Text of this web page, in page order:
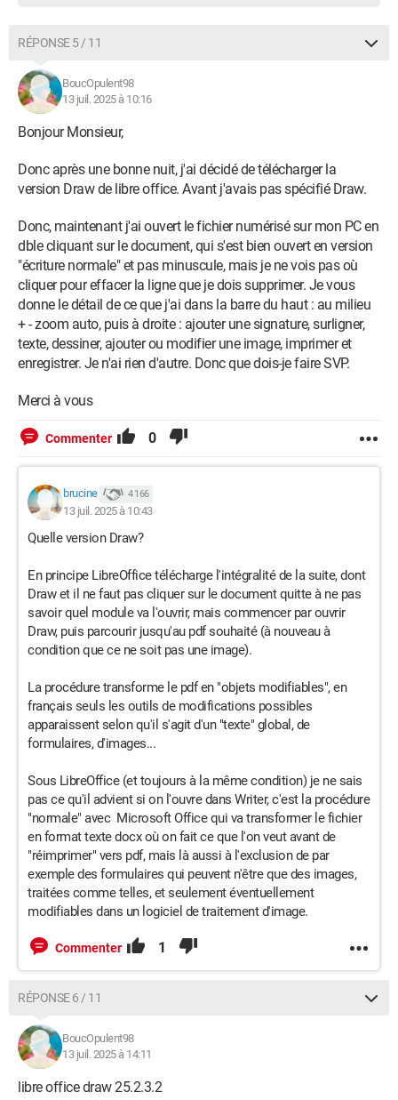
RÉPONSE 5 / 11
BoucOpulent98
13 juil. 2025 à 10:16
Bonjour Monsieur,
Donc après une bonne nuit, j'ai décidé de télécharger la
version Draw de libre office. Avant j'avais pas spécifié Draw.
Donc, maintenant j'ai ouvert le fichier numérisé sur mon PC en
dble cliquant sur le document, qui s'est bien ouvert en version
"écriture normale" et pas minuscule, mais je ne vois pas où
cliquer pour effacer la ligne que je dois supprimer. Je vous
donne le détail de ce que j'ai dans la barre du haut : au milieu
+ - zoom auto, puis à droite : ajouter une signature, surligner,
texte, dessiner, ajouter ou modifier une image, imprimer et
enregistrer. Je n'ai rien d'autre. Donc que dois-je faire SVP.
Merci à vous
Commenter 0
brucine 4 166
13 juil. 2025 à 10:43
Quelle version Draw?
En principe LibreOffice télécharge l'intégralité de la suite, dont
Draw et il ne faut pas cliquer sur le document quitte à ne pas
savoir quel module va l'ouvrir, mais commencer par ouvrir
Draw, puis parcourir jusqu'au pdf souhaité (à nouveau à
condition que ce ne soit pas une image).
La procédure transforme le pdf en "objets modifiables", en
français seuls les outils de modifications possibles
apparaissent selon qu'il s'agit d'un "texte" global, de
formulaires, d'images...
Sous LibreOffice (et toujours à la même condition) je ne sais
pas ce qu'il advient si on l'ouvre dans Writer, c'est la procédure
"normale" avec Microsoft Office qui va transformer le fichier
en format texte docx où on fait ce que l'on veut avant de
"réimprimer" vers pdf, mais là aussi à l'exclusion de par
exemple des formulaires qui peuvent n'être que des images,
traitées comme telles, et seulement éventuellement
modifiables dans un logiciel de traitement d'image.
Commenter 1
RÉPONSE 6 / 11
BoucOpulent98
13 juil. 2025 à 14:11
libre office draw 25.2.3.2